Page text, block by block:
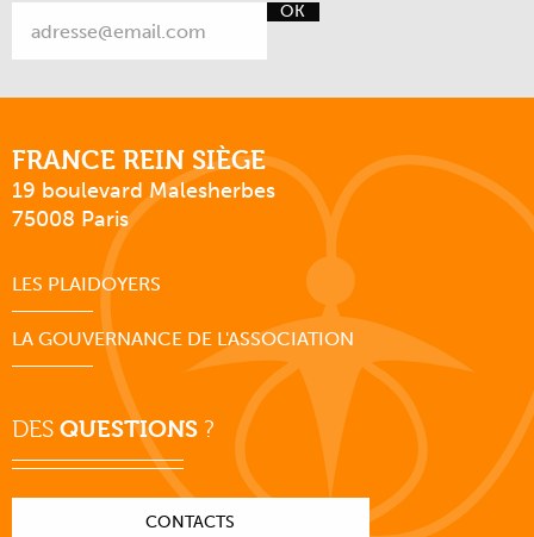
OK
FRANCE REIN SIÈGE
19 boulevard Malesherbes
75008 Paris
LES PLAIDOYERS
LA GOUVERNANCE DE L'ASSOCIATION
DES QUESTIONS ?
CONTACTS